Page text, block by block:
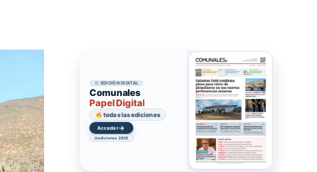
EDICIÓN DIGITAL
Comunales
Papel Digital
todas las ediciones
Acceder→
ediciones 2026